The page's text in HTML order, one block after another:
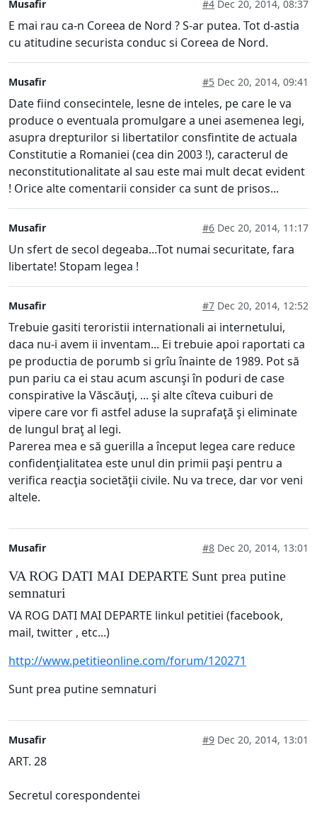
Musafir #4 Dec 20, 2014, 08:37
E mai rau ca-n Coreea de Nord ? S-ar putea. Tot d-astia
cu atitudine securista conduc si Coreea de Nord.
Musafir #5 Dec 20, 2014, 09:41
Date fiind consecintele, lesne de inteles, pe care le va
produce o eventuala promulgare a unei asemenea legi,
asupra drepturilor si libertatilor consfintite de actuala
Constitutie a Romaniei (cea din 2003 !), caracterul de
neconstitutionalitate al sau este mai mult decat evident
! Orice alte comentarii consider ca sunt de prisos...
Musafir #6 Dec 20, 2014, 11:17
Un sfert de secol degeaba...Tot numai securitate, fara
libertate! Stopam legea !
Musafir #7 Dec 20, 2014, 12:52
Trebuie gasiti teroristii internationali ai internetului,
daca nu-i avem ii inventam... Ei trebuie apoi raportati ca
pe productia de porumb si grîu înainte de 1989. Pot să
pun pariu ca ei stau acum ascunşi în poduri de case
conspirative la Văscăuţi, ... şi alte cîteva cuiburi de
vipere care vor fi astfel aduse la suprafaţă şi eliminate
de lungul braţ al legi.
Parerea mea e să guerilla a început legea care reduce
confidenţialitatea este unul din primii paşi pentru a
verifica reacţia societăţii civile. Nu va trece, dar vor veni
altele.
Musafir #8 Dec 20, 2014, 13:01
VA ROG DATI MAI DEPARTE Sunt prea putine
semnaturi
VA ROG DATI MAI DEPARTE linkul petitiei (facebook,
mail, twitter , etc...)
http://www.petitieonline.com/forum/120271
Sunt prea putine semnaturi
Musafir #9 Dec 20, 2014, 13:01
ART. 28
Secretul corespondentei